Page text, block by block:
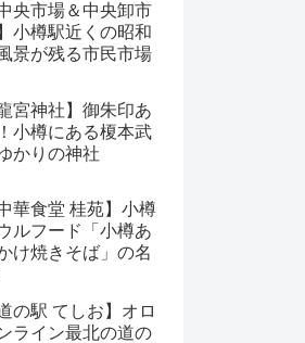
中央市場＆中央卸市
小樽駅近くの昭和
景が残る市民市場
龍宮神社】御朱印あ
小樽にある榎本武
かりの神社
中華食堂 桂苑】小樽
ルフード「小樽あ
け焼きそば」の名
道の駅 てしお】オロ
ライン最北の道の